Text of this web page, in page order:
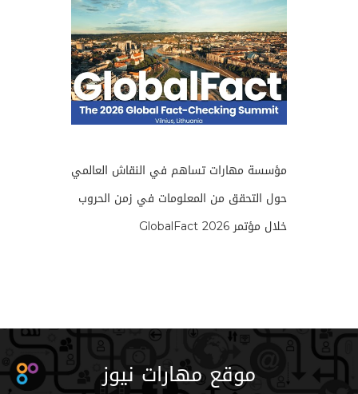
مؤسسة مهارات تساهم في النقاش العالمي
حول التحقق من المعلومات في زمن الحروب
خلال مؤتمر GlobalFact 2026
موقع مهارات نيوز